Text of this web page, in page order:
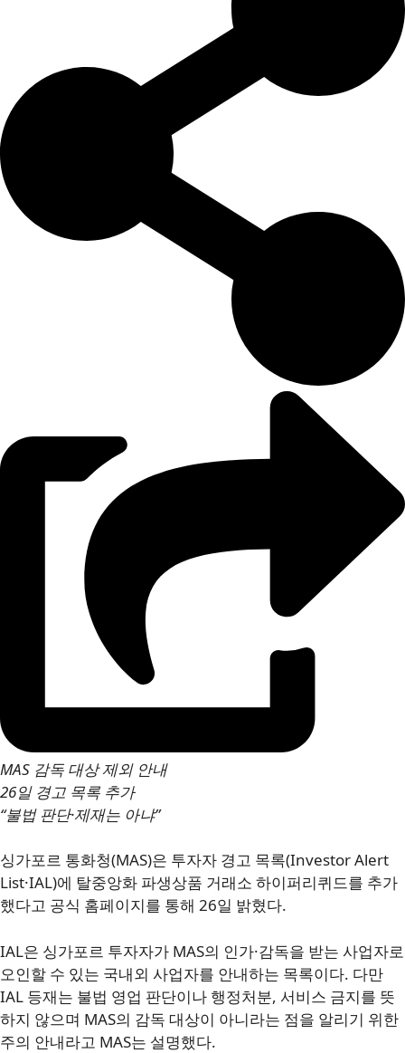
MAS 감독 대상 제외 안내
26일 경고 목록 추가
“불법 판단·제재는 아냐”
싱가포르 통화청(MAS)은 투자자 경고 목록(Investor Alert
List·IAL)에 탈중앙화 파생상품 거래소 하이퍼리퀴드를 추가
했다고 공식 홈페이지를 통해 26일 밝혔다.
IAL은 싱가포르 투자자가 MAS의 인가·감독을 받는 사업자로
오인할 수 있는 국내외 사업자를 안내하는 목록이다. 다만
IAL 등재는 불법 영업 판단이나 행정처분, 서비스 금지를 뜻
하지 않으며 MAS의 감독 대상이 아니라는 점을 알리기 위한
주의 안내라고 MAS는 설명했다.